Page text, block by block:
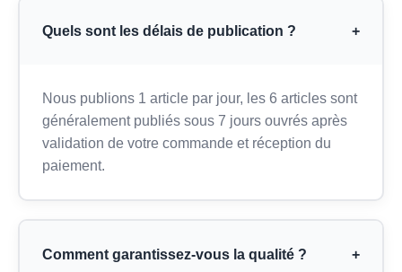
Quels sont les délais de publication ? +
Nous publions 1 article par jour, les 6 articles sont
généralement publiés sous 7 jours ouvrés après
validation de votre commande et réception du
paiement.
Comment garantissez-vous la qualité ? +